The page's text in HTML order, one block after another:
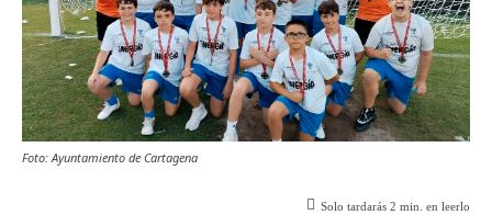
Foto: Ayuntamiento de Cartagena
Solo tardarás 2 min. en leerlo